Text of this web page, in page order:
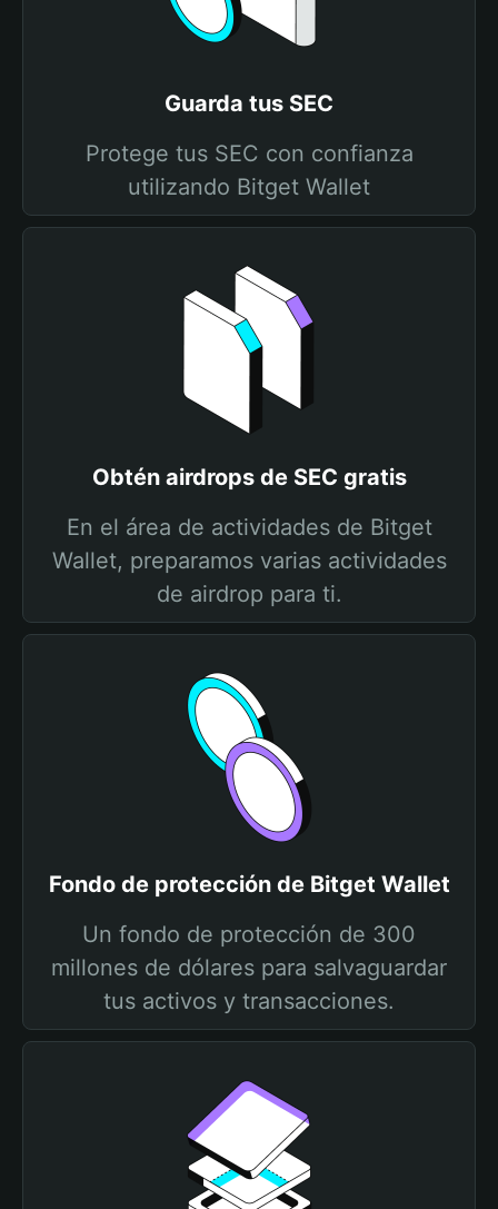
Guarda tus SEC
Protege tus SEC con confianza
utilizando Bitget Wallet
Obtén airdrops de SEC gratis
En el área de actividades de Bitget
Wallet, preparamos varias actividades
de airdrop para ti.
Fondo de protección de Bitget Wallet
Un fondo de protección de 300
millones de dólares para salvaguardar
tus activos y transacciones.